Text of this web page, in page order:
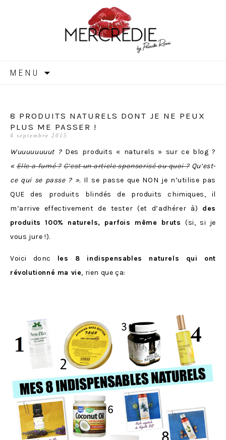
MERCREDIE
MENU
8 PRODUITS NATURELS DONT JE NE PEUX
PLUS ME PASSER !
4 septembre 2015
Wuuuuuuuut ? Des produits « naturels » sur ce blog ?
«Elle a fumé ? C’est un article sponsorisé ou quoi ?Qu’est-
ce qui se passe ? ». Il se passe que NON je n’utilise pas
QUE des produits blindés de produits chimiques, il
m’arrive effectivement de tester (et d’adhérer à) des
produits 100% naturels, parfois même bruts (si, si je
vous jure !).
Voici donc les 8 indispensables naturels qui ont
révolutionné ma vie, rien que ça: